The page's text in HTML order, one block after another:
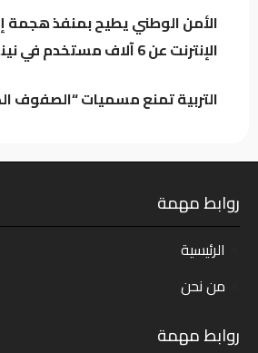
الأمن الوطني يطيح بمنفذ هجمة
الإنترنت عن 6 آلاف مستخدم في نينوى
التربية تمنع مسميات “الصفوف
روابط مهمة
الرئيسية
من نحن
روابط مهمة